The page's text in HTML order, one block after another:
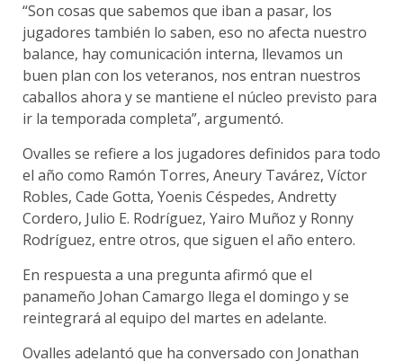
“Son cosas que sabemos que iban a pasar, los
jugadores también lo saben, eso no afecta nuestro
balance, hay comunicación interna, llevamos un
buen plan con los veteranos, nos entran nuestros
caballos ahora y se mantiene el núcleo previsto para
ir la temporada completa”, argumentó.
Ovalles se refiere a los jugadores definidos para todo
el año como Ramón Torres, Aneury Tavárez, Víctor
Robles, Cade Gotta, Yoenis Céspedes, Andretty
Cordero, Julio E. Rodríguez, Yairo Muñoz y Ronny
Rodríguez, entre otros, que siguen el año entero.
En respuesta a una pregunta afirmó que el
panameño Johan Camargo llega el domingo y se
reintegrará al equipo del martes en adelante.
Ovalles adelantó que ha conversado con Jonathan